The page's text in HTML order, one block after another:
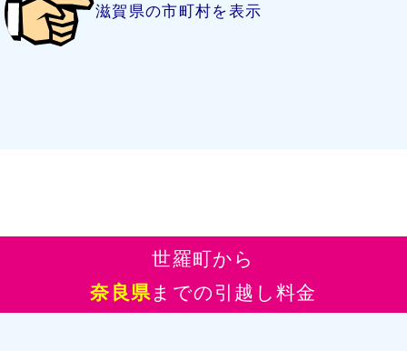
滋賀県の市町村を表示
世羅町から
奈良県までの引越し料金